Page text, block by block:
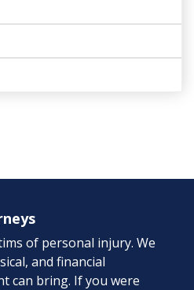
of personal injury. We
and financial
can bring. If you were